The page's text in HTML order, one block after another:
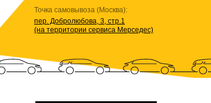
Точка самовывоза (Москва):
пер. Добролюбова, 3, стр.1
(на территории сервиса Мерседес)